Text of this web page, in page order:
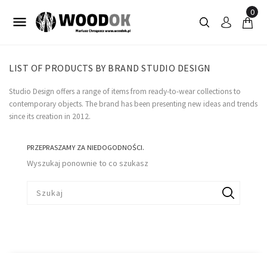

0
LIST OF PRODUCTS BY BRAND STUDIO DESIGN
Studio Design offers a range of items from ready-to-wear collections to
contemporary objects. The brand has been presenting new ideas and trends
since its creation in 2012.
PRZEPRASZAMY ZA NIEDOGODNOŚCI.
Wyszukaj ponownie to co szukasz